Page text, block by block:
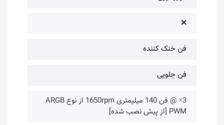
❌
فن خنک کننده
فن جلویی
3× @ فن 140 میلیمتری 1650rpm از نوع ARGB
PWM [از پیش نصب شده]